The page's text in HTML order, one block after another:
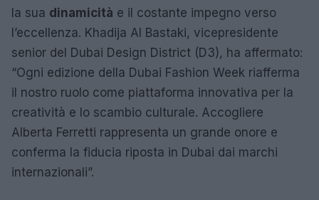
la sua dinamicità e il costante impegno verso
l’eccellenza. Khadija Al Bastaki, vicepresidente
senior del Dubai Design District (D3), ha affermato:
“Ogni edizione della Dubai Fashion Week riafferma
il nostro ruolo come piattaforma innovativa per la
creatività e lo scambio culturale. Accogliere
Alberta Ferretti rappresenta un grande onore e
conferma la fiducia riposta in Dubai dai marchi
internazionali”.